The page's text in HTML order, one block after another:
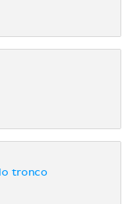
tronco